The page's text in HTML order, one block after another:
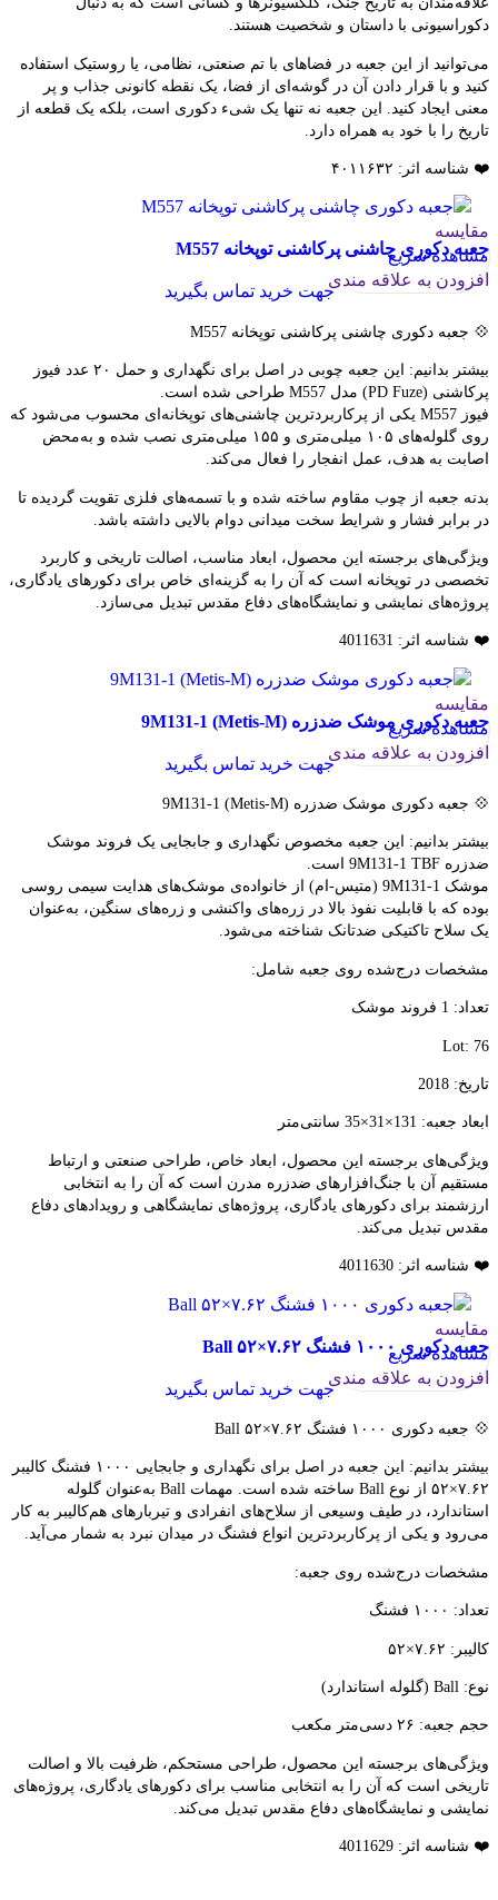
دکوراسیونی با داستان و شخصیت هستند.
می‌توانید از این جعبه در فضاهای با تم صنعتی، نظامی، یا روستیک استفاده
کنید و با قرار دادن آن در گوشه‌ای از فضا، یک نقطه کانونی جذاب و پر
معنی ایجاد کنید. این جعبه نه تنها یک شیء دکوری است، بلکه یک قطعه از
تاریخ را با خود به همراه دارد.
❤️ شناسه اثر: ۴۰۱۱۶۳۲
مقایسه
مشاهده سریع
افزودن به علاقه مندی
جعبه دکوری چاشنی پرکاشنی توپخانه M557
جهت خرید تماس بگیرید
💠 جعبه دکوری چاشنی پرکاشنی توپخانه M557
بیشتر بدانیم: این جعبه چوبی در اصل برای نگهداری و حمل ۲۰ عدد فیوز
پرکاشنی (PD Fuze) مدل M557 طراحی شده است.
فیوز M557 یکی از پرکاربردترین چاشنی‌های توپخانه‌ای محسوب می‌شود که
روی گلوله‌های ۱۰۵ میلی‌متری و ۱۵۵ میلی‌متری نصب شده و به‌محض
اصابت به هدف، عمل انفجار را فعال می‌کند.
بدنه جعبه از چوب مقاوم ساخته شده و با تسمه‌های فلزی تقویت گردیده تا
در برابر فشار و شرایط سخت میدانی دوام بالایی داشته باشد.
ویژگی‌های برجسته این محصول، ابعاد مناسب، اصالت تاریخی و کاربرد
تخصصی در توپخانه است که آن را به گزینه‌ای خاص برای دکورهای یادگاری،
پروژه‌های نمایشی و نمایشگاه‌های دفاع مقدس تبدیل می‌سازد.
❤️ شناسه اثر: 4011631
مقایسه
مشاهده سریع
افزودن به علاقه مندی
جعبه دکوری موشک ضدزره 9M131-1 (Metis-M)
جهت خرید تماس بگیرید
💠 جعبه دکوری موشک ضدزره 9M131-1 (Metis-M)
بیشتر بدانیم: این جعبه مخصوص نگهداری و جابجایی یک فروند موشک
ضدزره 9M131-1 TBF است.
موشک 9M131-1 (متیس-ام) از خانواده‌ی موشک‌های هدایت سیمی روسی
بوده که با قابلیت نفوذ بالا در زره‌های واکنشی و زره‌های سنگین، به‌عنوان
یک سلاح تاکتیکی ضدتانک شناخته می‌شود.
مشخصات درج‌شده روی جعبه شامل:
تعداد: 1 فروند موشک
Lot: 76
تاریخ: 2018
ابعاد جعبه: 131×31×35 سانتی‌متر
ویژگی‌های برجسته این محصول، ابعاد خاص، طراحی صنعتی و ارتباط
مستقیم آن با جنگ‌افزارهای ضدزره مدرن است که آن را به انتخابی
ارزشمند برای دکورهای یادگاری، پروژه‌های نمایشگاهی و رویدادهای دفاع
مقدس تبدیل می‌کند.
❤️ شناسه اثر: 4011630
مقایسه
مشاهده سریع
افزودن به علاقه مندی
جعبه دکوری ۱۰۰۰ فشنگ ۷.۶۲×۵۲ Ball
جهت خرید تماس بگیرید
💠 جعبه دکوری ۱۰۰۰ فشنگ ۷.۶۲×۵۲ Ball
بیشتر بدانیم: این جعبه در اصل برای نگهداری و جابجایی ۱۰۰۰ فشنگ کالیبر
۷.۶۲×۵۲ از نوع Ball ساخته شده است. مهمات Ball به‌عنوان گلوله
استاندارد، در طیف وسیعی از سلاح‌های انفرادی و تیربارهای هم‌کالیبر به کار
می‌رود و یکی از پرکاربردترین انواع فشنگ در میدان نبرد به شمار می‌آید.
مشخصات درج‌شده روی جعبه:
تعداد: ۱۰۰۰ فشنگ
کالیبر: ۷.۶۲×۵۲
نوع: Ball (گلوله استاندارد)
حجم جعبه: ۲۶ دسی‌متر مکعب
ویژگی‌های برجسته این محصول، طراحی مستحکم، ظرفیت بالا و اصالت
تاریخی است که آن را به انتخابی مناسب برای دکورهای یادگاری، پروژه‌های
نمایشی و نمایشگاه‌های دفاع مقدس تبدیل می‌کند.
❤️ شناسه اثر: 4011629